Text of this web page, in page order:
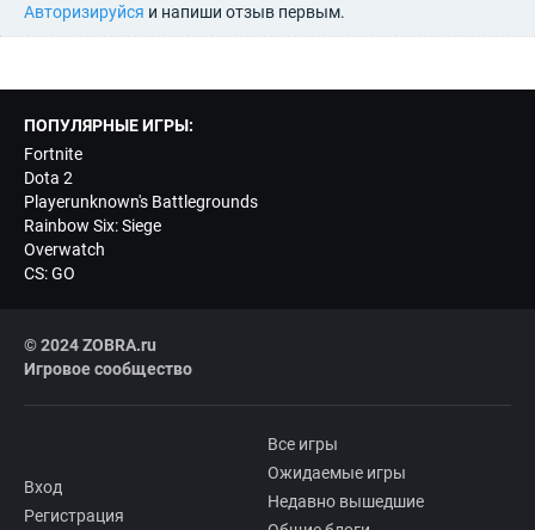
Авторизируйся и напиши отзыв первым.
ПОПУЛЯРНЫЕ ИГРЫ:
Fortnite
Dota 2
Playerunknown's Battlegrounds
Rainbow Six: Siege
Overwatch
CS: GO
© 2024 ZOBRA.ru
Игровое сообщество
Вход
Регистрация
Все игры
Ожидаемые игры
Недавно вышедшие